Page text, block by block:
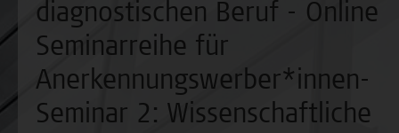
diagnostischen Beruf - Online
Seminarreihe für
Anerkennungswerber*innen-
Seminar 2: Wissenschaftliche